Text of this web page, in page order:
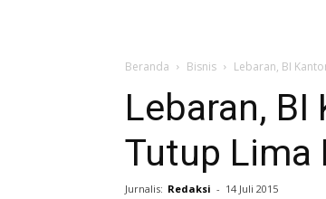
Beranda Bisnis Lebaran, BI
Lebaran,
Tutup Lima
Jurnalis: Redaksi - 14 Juli 2015